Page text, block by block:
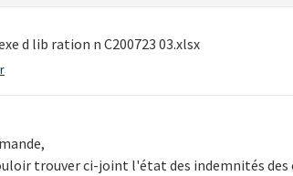
d lib ration n C200723 03.xlsx
trouver ci-joint l'état des indemnités des